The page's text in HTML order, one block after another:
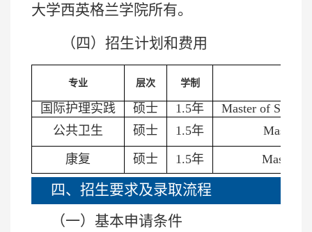
大学西英格兰学院所有。
（四）招生计划和费用
专业 层次 学制
国际护理实践 硕士 1.5年
Master of
公共卫生
硕士 1.5年 Master
康复 硕士 1.5年 Master
四、招生要求及录取流程
（一）基本申请条件